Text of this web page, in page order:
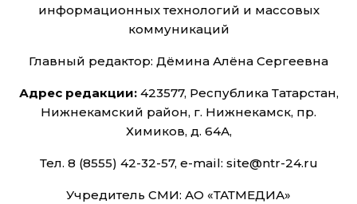
информационных технологий и массовых
коммуникаций
Главный редактор: Дёмина Алёна Сергеевна
Адрес редакции:423577, Республика Татарстан,
Нижнекамский район, г. Нижнекамск, пр.
Химиков, д. 64А,
Тел. 8 (8555) 42-32-57, e-mail: site@ntr-24.ru
Учредитель СМИ: АО «ТАТМЕДИА»